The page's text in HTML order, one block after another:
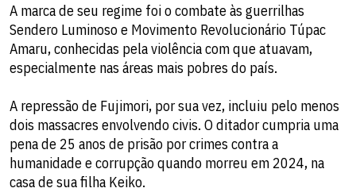
A marca de seu regime foi o combate às guerrilhas
Sendero Luminoso e Movimento Revolucionário Túpac
Amaru, conhecidas pela violência com que atuavam,
especialmente nas áreas mais pobres do país.
A repressão de Fujimori, por sua vez, incluiu pelo menos
dois massacres envolvendo civis. O ditador cumpria uma
pena de 25 anos de prisão por crimes contra a
humanidade e corrupção quando morreu em 2024, na
casa de sua filha Keiko.